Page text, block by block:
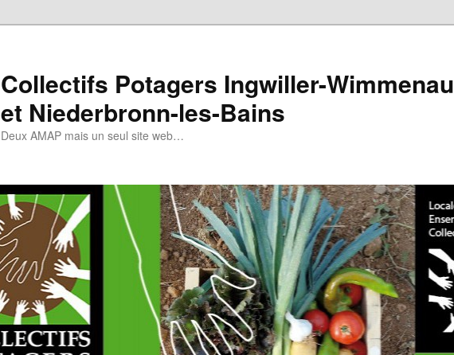
Collectifs Potagers Ingwiller-Wimmenau
et Niederbronn-les-Bains
Deux AMAP mais un seul site web…